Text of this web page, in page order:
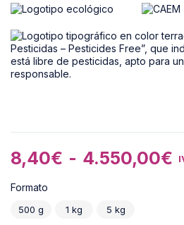
8,40€ - 4.550,00€
Formato
500 g 1 kg 5 kg